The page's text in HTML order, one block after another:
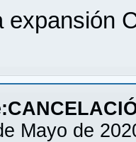
expansión
Mayo de